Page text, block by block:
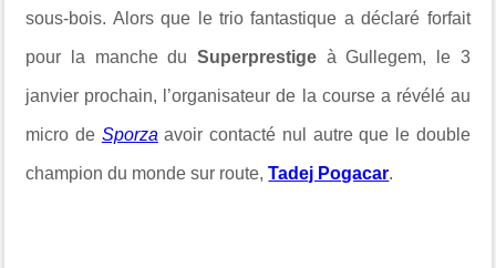
sous-bois. Alors que le trio fantastique a déclaré forfait
pour la manche du Superprestige à Gullegem, le 3
janvier prochain, l’organisateur de la course a révélé au
micro de Sporza avoir contacté nul autre que le double
champion du monde sur route,Tadej Pogacar.